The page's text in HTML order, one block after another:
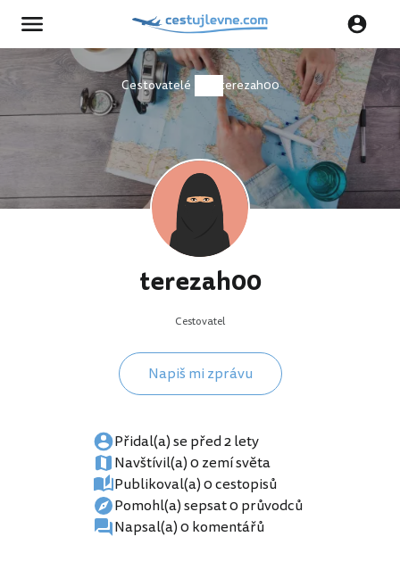
Cestovatelé terezah00
terezah00
Cestovatel
Napiš mi zprávu
Přidal(a) se před 2 lety
Navštívil(a) 0 zemí světa
Publikoval(a) 0 cestopisů
Pomohl(a) sepsat 0 průvodců
Napsal(a) 0 komentářů